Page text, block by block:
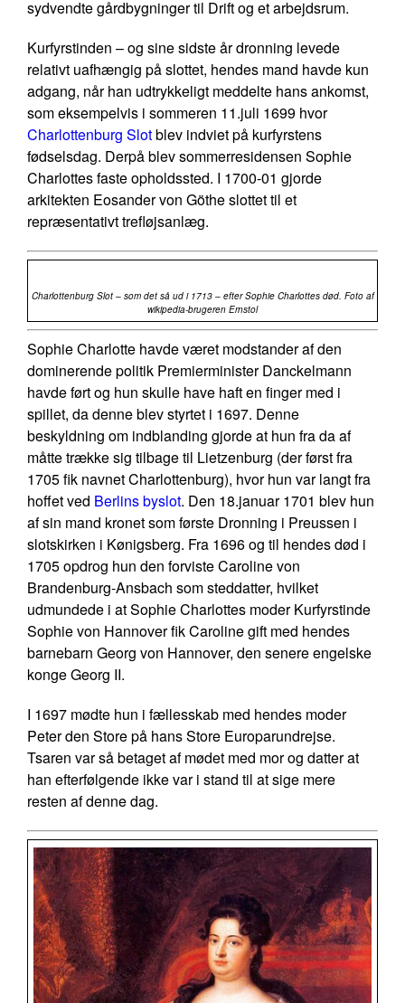
sydvendte gårdbygninger til Drift og et arbejdsrum.
Kurfyrstinden – og sine sidste år dronning levede
relativt uafhængig på slottet, hendes mand havde kun
adgang, når han udtrykkeligt meddelte hans ankomst,
som eksempelvis i sommeren 11.juli 1699 hvor
Charlottenburg Slotblev indviet på kurfyrstens
fødselsdag. Derpå blev sommerresidensen Sophie
Charlottes faste opholdssted. I 1700-01 gjorde
arkitekten Eosander von Göthe slottet til et
repræsentativt trefløjsanlæg.
Charlottenburg Slot – som det så ud i 1713 – efter Sophie Charlottes død. Foto af
wikipedia-brugeren Ernstol
Sophie Charlotte havde været modstander af den
dominerende politik Premierminister Danckelmann
havde ført og hun skulle have haft en finger med i
spillet, da denne blev styrtet i 1697. Denne
beskyldning om indblanding gjorde at hun fra da af
måtte trække sig tilbage til Lietzenburg (der først fra
1705 fik navnet Charlottenburg), hvor hun var langt fra
hoffet ved Berlins byslot. Den 18.januar 1701 blev hun
af sin mand kronet som første Dronning i Preussen i
slotskirken i Kønigsberg. Fra 1696 og til hendes død i
1705 opdrog hun den forviste Caroline von
Brandenburg-Ansbach som steddatter, hvilket
udmundede i at Sophie Charlottes moder Kurfyrstinde
Sophie von Hannover fik Caroline gift med hendes
barnebarn Georg von Hannover, den senere engelske
konge Georg II.
I 1697 mødte hun i fællesskab med hendes moder
Peter den Store på hans Store Europarundrejse.
Tsaren var så betaget af mødet med mor og datter at
han efterfølgende ikke var i stand til at sige mere
resten af denne dag.